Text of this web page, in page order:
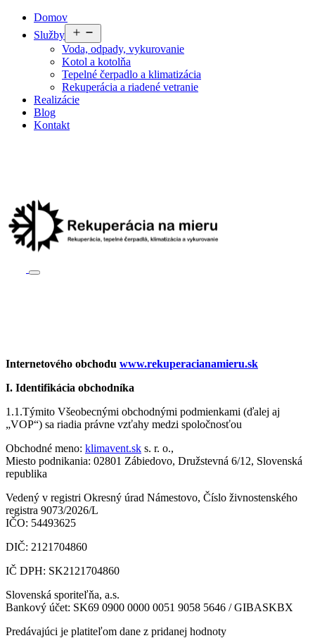
PreskočiťDomov
Služby
menu
Voda, odpady, vykurovanie
Kotol a kotolňa
Tepelné čerpadlo a klimatizácia
Rekuperácia a riadené vetranie
Realizácie
Blog
Kontakt
Internetového obchodu www.rekuperacianamieru.sk
I. Identifikácia obchodníka
1.1.Týmito Všeobecnými obchodnými podmienkami (ďalej aj
„VOP“) sa riadia právne vzťahy medzi spoločnosťou
Obchodné meno: klimavent.sk s. r. o.,
Miesto podnikania: 02801 Zábiedovo, Družstevná 6/12, Slovenská
republika
Vedený v registri Okresný úrad Námestovo, Číslo živnostenského
registra 9073/2026/L
IČO: 54493625
DIČ: 2121704860
IČ DPH: SK2121704860
Slovenská sporiteľňa, a.s.
Bankový účet: SK69 0900 0000 0051 9058 5646 / GIBASKBX
Predávajúci je platiteľom dane z pridanej hodnoty